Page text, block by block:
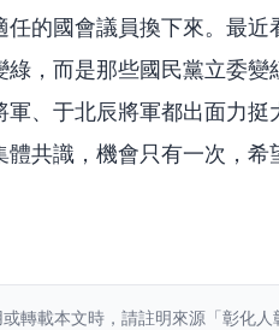
任的國會議員換下來。最
綠，而是那些國民黨立委
軍、于北辰將軍都出面力
體共識，機會只有一次，
或轉載本文時，請註明來源「彰化人